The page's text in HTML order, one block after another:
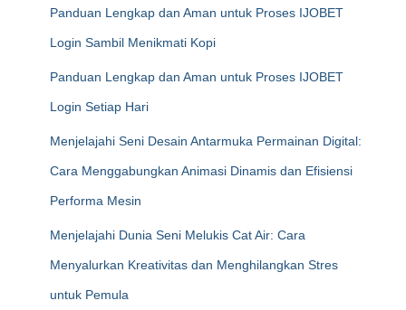
Panduan Lengkap dan Aman untuk Proses IJOBET
Login Sambil Menikmati Kopi
Panduan Lengkap dan Aman untuk Proses IJOBET
Login Setiap Hari
Menjelajahi Seni Desain Antarmuka Permainan Digital:
Cara Menggabungkan Animasi Dinamis dan Efisiensi
Performa Mesin
Menjelajahi Dunia Seni Melukis Cat Air: Cara
Menyalurkan Kreativitas dan Menghilangkan Stres
untuk Pemula